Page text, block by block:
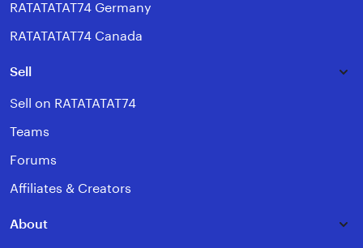
RATATATAT74 Germany
RATATATAT74 Canada
Sell
Sell on RATATATAT74
Teams
Forums
Affiliates & Creators
About